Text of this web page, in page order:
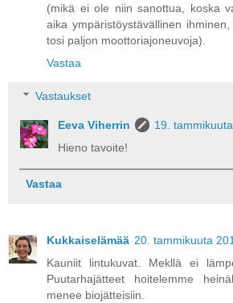
(mikä ei ole niin sanottua, koska
aika ympäristöystävällinen
tosi paljon moottoriajoneuvoja).
Vastaa
Vastaukset
Eeva Viherrin
19.
Hieno tavoite!
Vastaa
Kukkaiselämää 20. tammikuuta
Kauniit lintukuvat. Mekllä ei
Puutarhajätteet hoitelemme
menee biojätteisiin.